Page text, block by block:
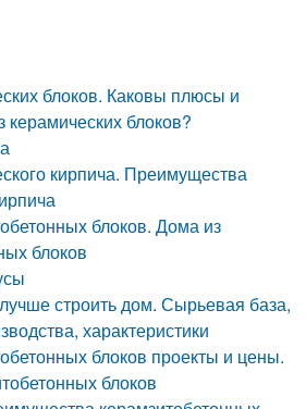
блоков. Каковы плюсы и
блоков?
кирпича. Преимущества
блоков. Дома из
блоков
строить дом. Сырьевая база,
характеристики
блоков проекты и цены.
блоков